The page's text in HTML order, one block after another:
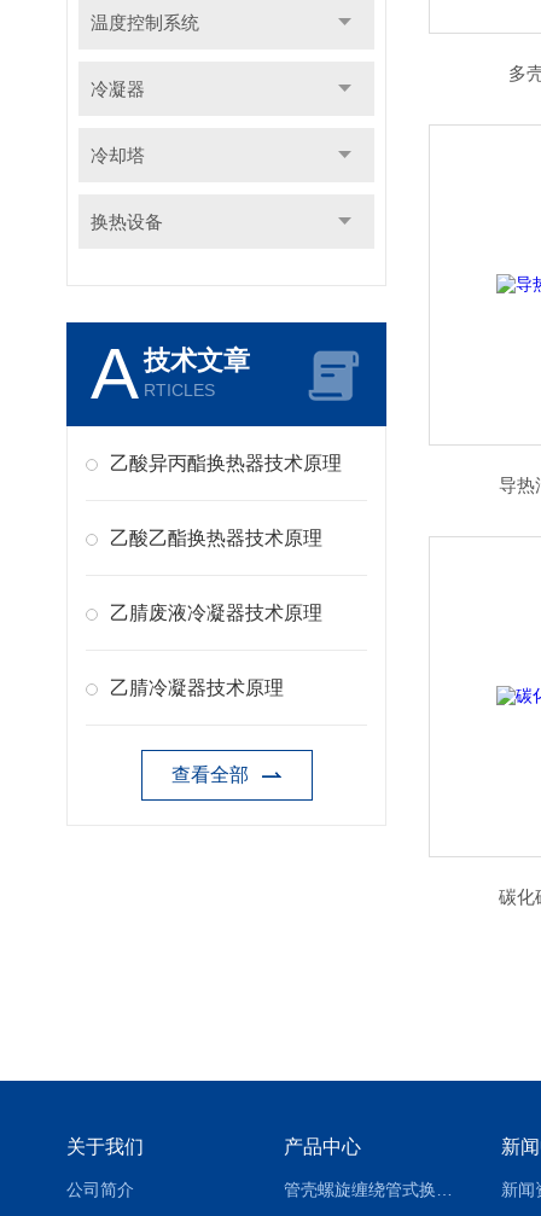
温度控制系统
冷凝器
冷却塔
换热设备
A技术文章
RTICLES
乙酸异丙酯换热器技术原理
乙酸乙酯换热器技术原理
乙腈废液冷凝器技术原理
乙腈冷凝器技术原理
查看全部
多
导热
碳化
关于我们
公司简介
产品中心 新
新闻